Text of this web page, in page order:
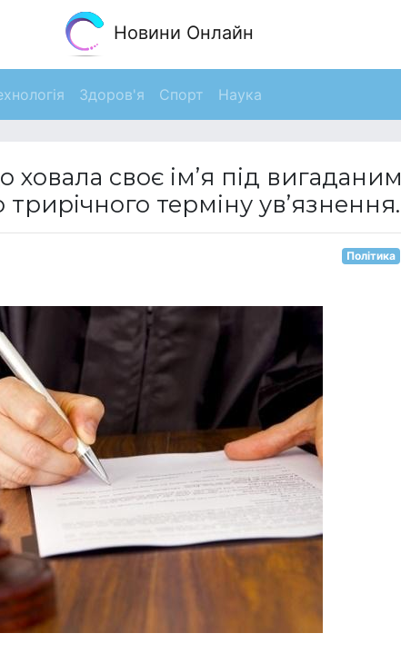
Новини Онлайн
Здоров'я Спорт Наука
своє ім’я під вигаданим
терміну ув’язнення.
Політика